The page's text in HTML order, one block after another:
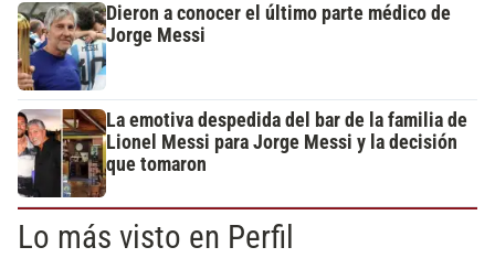
Dieron a conocer el último parte médico de
Jorge Messi
La emotiva despedida del bar de la familia de
Lionel Messi para Jorge Messi y la decisión
que tomaron
Lo más visto en Perfil